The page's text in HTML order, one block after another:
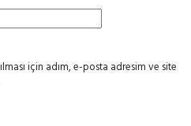
için adım, e-posta adresim ve site